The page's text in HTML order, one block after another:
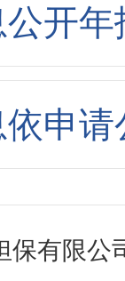
开年
申请
保有限公